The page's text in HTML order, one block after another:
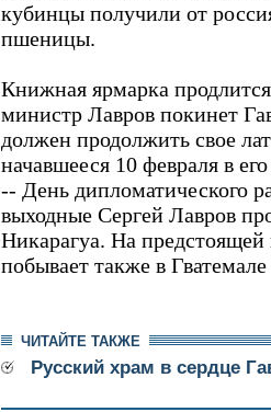
кубинцы получили от
пшеницы.
Книжная ярмарка
министр Лавров покинет
должен продолжить свое
начавшееся 10 февраля в
-- День дипломатического
выходные Сергей Лавров
Никарагуа. На
побывает также в
ЧИТАЙТЕ ТАКЖЕ
Русский храм в сердце